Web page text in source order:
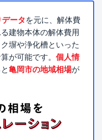
ータを元に、解体費
建物本体の解体費用
塀や浄化槽といった
が可能です。 個人情
亀岡市の地域相場が